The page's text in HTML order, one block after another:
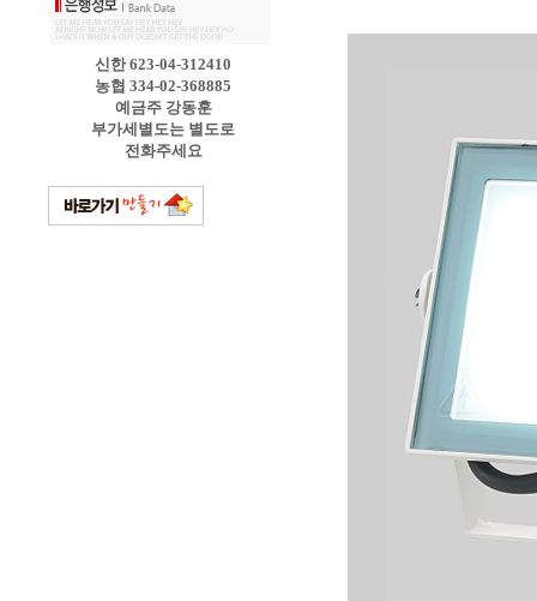
신한 623-04-312410
농협 334-02-368885
예금주 강동훈
부가세별도는 별도로
전화주세요